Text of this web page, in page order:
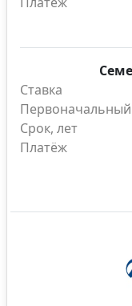
Ставка
Первоначальный
Срок, лет
Платёж